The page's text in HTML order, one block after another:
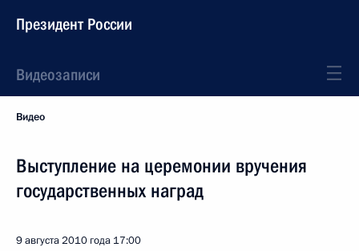
Президент России
Видеозаписи
Видео
Выступление на церемонии вручения
государственных наград
9 августа 2010 года 17:00